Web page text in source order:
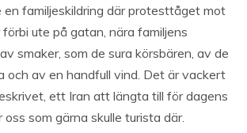
en familjeskildring där protesttåget mot
ute på gatan, nära familjens
smaker, som de sura körsbären, av de
och av en handfull vind. Det är vackert
ett Iran att längta till för dagens
oss som gärna skulle turista där.